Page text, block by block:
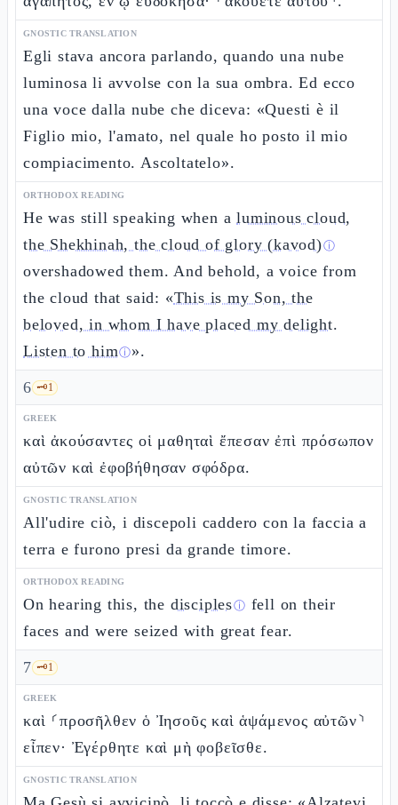
GNOSTIC TRANSLATION
Egli stava ancora parlando, quando una nube
luminosa li avvolse con la sua ombra. Ed ecco
una voce dalla nube che diceva: «Questi è il
Figlio mio, l'amato, nel quale ho posto il mio
compiacimento. Ascoltatelo».
ORTHODOX READING
He was still speaking when aluminous cloud,
the Shekhinah, the cloud of glory (kavod)ⓘ
overshadowed them. And behold, a voice from
the cloud that said: «This is my Son, the
beloved, in whom I have placed my delight.
Listen to himⓘ».
6 🗝️1
GREEK
καὶ ἀκούσαντες οἱ μαθηταὶ ἔπεσαν ἐπὶ πρόσωπον
αὐτῶν καὶ ἐφοβήθησαν σφόδρα.
GNOSTIC TRANSLATION
All'udire ciò, i discepoli caddero con la faccia a
terra e furono presi da grande timore.
ORTHODOX READING
On hearing this, the disciplesⓘ fell on their
faces and were seized with great fear.
7 🗝️1
GREEK
καὶ ⸂προσῆλθεν ὁ Ἰησοῦς καὶ ἁψάμενος αὐτῶν⸃
εἶπεν· Ἐγέρθητε καὶ μὴ φοβεῖσθε.
GNOSTIC TRANSLATION